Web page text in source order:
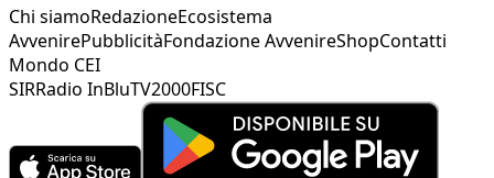
Chi siamoRedazioneEcosistema
AvvenirePubblicitàFondazione AvvenireShopContatti
Mondo CEI
SIRRadio InBluTV2000FISC